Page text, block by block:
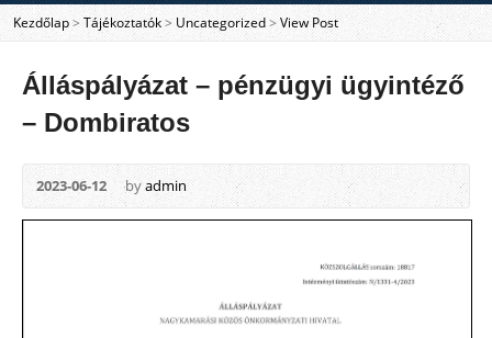
Kezdőlap >Tájékoztatók > Uncategorized > View Post
Álláspályázat – pénzügyi ügyintéző
– Dombiratos
2023-06-12 byadmin